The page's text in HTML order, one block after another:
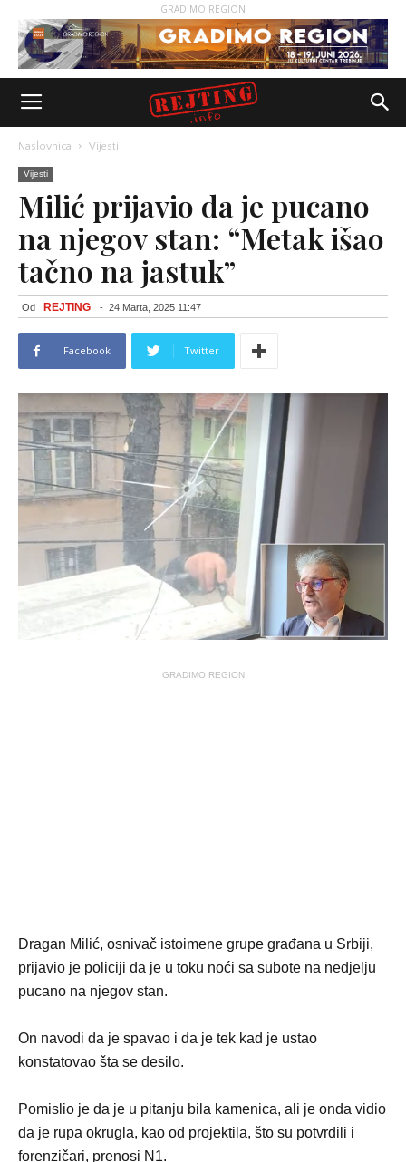
GRADIMO REGION
Naslovnica Vijesti
Vijesti
Milić prijavio da je pucano
na njegov stan: “Metak išao
tačno na jastuk”
Od REJTING - 24 Marta, 2025 11:47
Facebook Twitter
GRADIMO REGION
Dragan Milić, osnivač istoimene grupe građana u Srbiji,
prijavio je policiji da je u toku noći sa subote na nedjelju
pucano na njegov stan.
On navodi da je spavao i da je tek kad je ustao
konstatovao šta se desilo.
Pomislio je da je u pitanju bila kamenica, ali je onda vidio
da je rupa okrugla, kao od projektila, što su potvrdili i
forenzičari, prenosi N1.